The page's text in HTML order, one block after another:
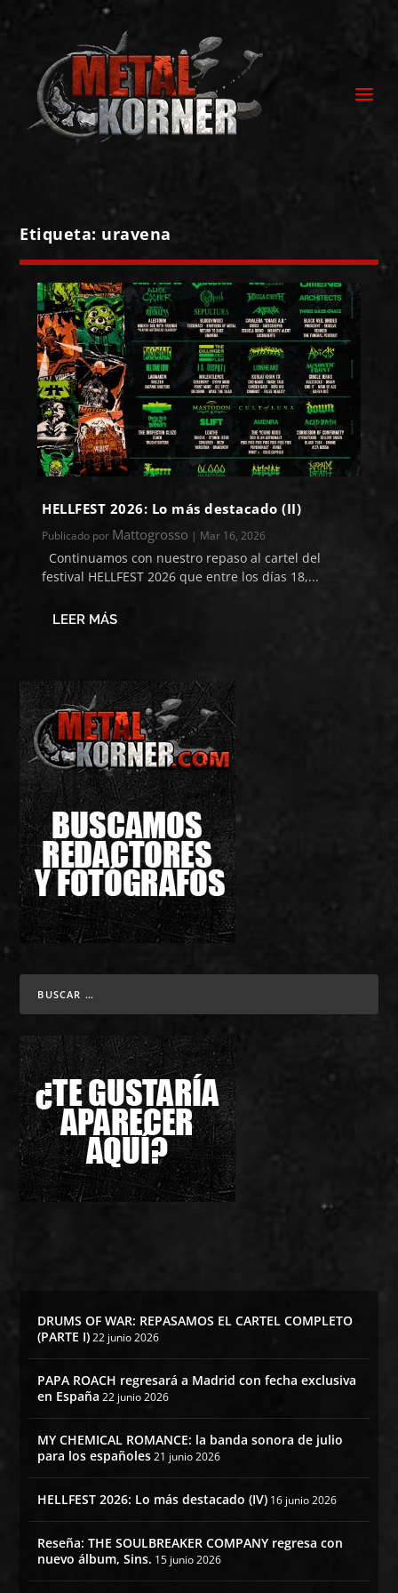
Etiqueta: uravena
HELLFEST 2026: Lo más destacado (II)
Publicado por Mattogrosso | Mar 16, 2026
Continuamos con nuestro repaso al cartel del
festival HELLFEST 2026 que entre los días 18,...
LEER MÁS
DRUMS OF WAR: REPASAMOS EL CARTEL COMPLETO
(PARTE I) 22 junio 2026
PAPA ROACH regresará a Madrid con fecha exclusiva
en España 22 junio 2026
MY CHEMICAL ROMANCE: la banda sonora de julio
para los españoles 21 junio 2026
HELLFEST 2026: Lo más destacado (IV) 16 junio 2026
Reseña: THE SOULBREAKER COMPANY regresa con
nuevo álbum, Sins. 15 junio 2026